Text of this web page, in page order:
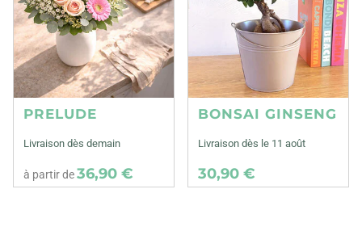
PRELUDE
Livraison dès demain
à partir de36,90 €
BONSAI GINSENG
Livraison dès le 11 août
30,90 €